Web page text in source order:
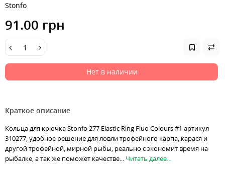
Stonfo
91.00 грн
Нет в наличии
Краткое описание
Кольца для крючка Stonfo 277 Elastic Ring Fluo Colours #1 артикул
310277, удобное решение для ловли трофейного карпа, карася и
другой трофейной, мирной рыбы, реально с экономит время на
рыбалке, а так же поможет качестве... Читать далее...